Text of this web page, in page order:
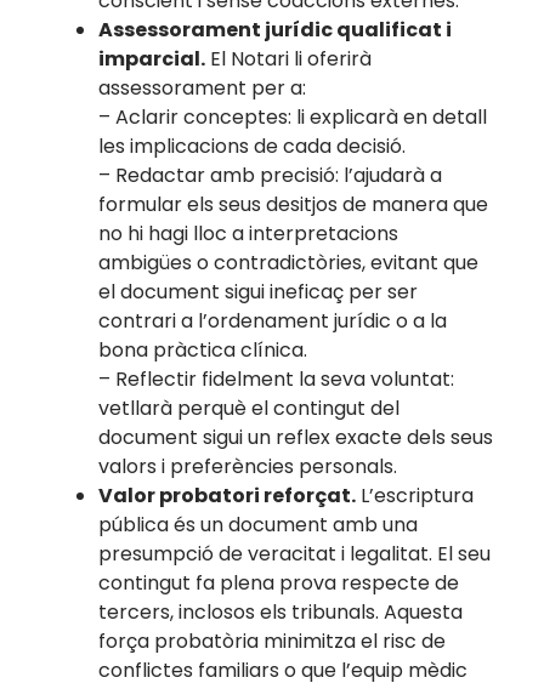
Assessorament jurídic qualificat i
imparcial. El Notari li oferirà
assessorament per a:
– Aclarir conceptes: li explicarà en detall
les implicacions de cada decisió.
– Redactar amb precisió: l’ajudarà a
formular els seus desitjos de manera que
no hi hagi lloc a interpretacions
ambigües o contradictòries, evitant que
el document sigui ineficaç per ser
contrari a l’ordenament jurídic o a la
bona pràctica clínica.
– Reflectir fidelment la seva voluntat:
vetllarà perquè el contingut del
document sigui un reflex exacte dels seus
valors i preferències personals.
Valor probatori reforçat. L’escriptura
pública és un document amb una
presumpció de veracitat i legalitat. El seu
contingut fa plena prova respecte de
tercers, inclosos els tribunals. Aquesta
força probatòria minimitza el risc de
conflictes familiars o que l’equip mèdic